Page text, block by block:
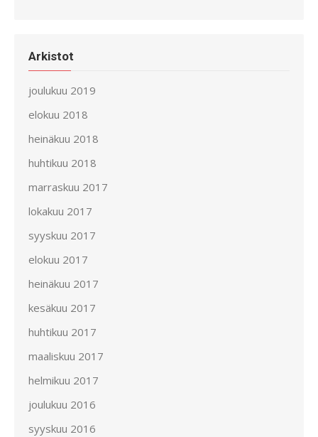
Arkistot
joulukuu 2019
elokuu 2018
heinäkuu 2018
huhtikuu 2018
marraskuu 2017
lokakuu 2017
syyskuu 2017
elokuu 2017
heinäkuu 2017
kesäkuu 2017
huhtikuu 2017
maaliskuu 2017
helmikuu 2017
joulukuu 2016
syyskuu 2016